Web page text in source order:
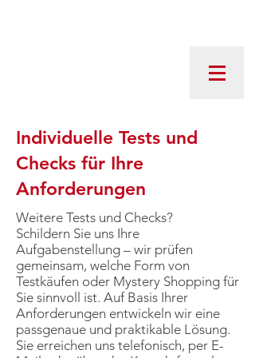
Individuelle Tests und
Checks für Ihre
Anforderungen
Weitere Tests und Checks?
Schildern Sie uns Ihre
Aufgabenstellung – wir prüfen
gemeinsam, welche Form von
Testkäufen oder Mystery Shopping für
Sie sinnvoll ist. Auf Basis Ihrer
Anforderungen entwickeln wir eine
passgenaue und praktikable Lösung.
Sie erreichen uns telefonisch, per E-